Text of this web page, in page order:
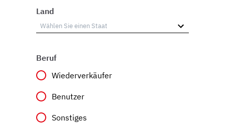
Land
Beruf
Wiederverkäufer
Benutzer
Sonstiges